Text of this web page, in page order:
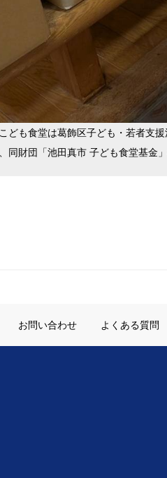
ども食堂は葛飾区子ども・若者支
同財団「池⽥真市 ⼦ども⾷堂基⾦
お問い合わせ よくある質問